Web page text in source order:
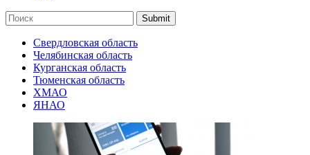
Submit
Свердловская область
Челябинская область
Курганская область
Тюменская область
ХМАО
ЯНАО